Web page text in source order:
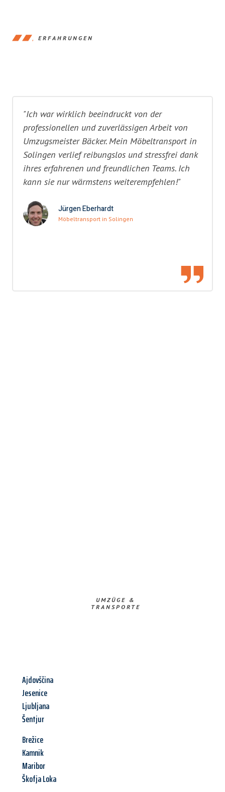
ERFAHRUNGEN
"Ich war wirklich beeindruckt von der
professionellen und zuverlässigen Arbeit von
Umzugsmeister Bäcker. Mein Möbeltransport in
Solingen verlief reibungslos und stressfrei dank
ihres erfahrenen und freundlichen Teams. Ich
kann sie nur wärmstens weiterempfehlen!"
Jürgen Eberhardt
Möbeltransport in Solingen
UMZÜGE &
TRANSPORTE
Ajdovščina
Jesenice
Ljubljana
Šentjur
Brežice
Kamnik
Maribor
Škofja Loka